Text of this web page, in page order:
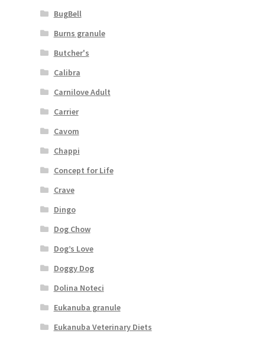
BugBell
Burns granule
Butcher's
Calibra
Carnilove Adult
Carrier
Cavom
Chappi
Concept for Life
Crave
Dingo
Dog Chow
Dog’s Love
Doggy Dog
Dolina Noteci
Eukanuba granule
Eukanuba Veterinary Diets